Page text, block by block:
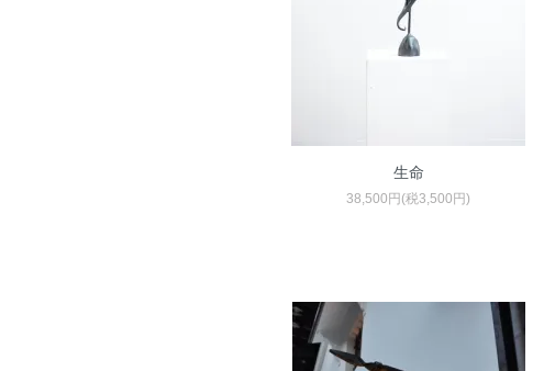
生命
38,500円(税3,500円)